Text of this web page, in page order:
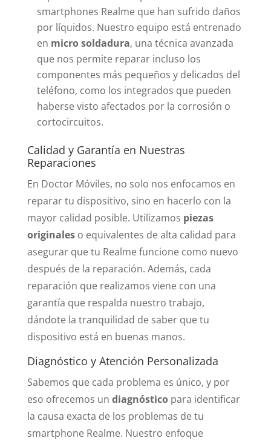
smartphones Realme que han sufrido daños
por líquidos. Nuestro equipo está entrenado
en micro soldadura, una técnica avanzada
que nos permite reparar incluso los
componentes más pequeños y delicados del
teléfono, como los integrados que pueden
haberse visto afectados por la corrosión o
cortocircuitos.
Calidad y Garantía en Nuestras
Reparaciones
En Doctor Móviles, no solo nos enfocamos en
reparar tu dispositivo, sino en hacerlo con la
mayor calidad posible. Utilizamos piezas
originaleso equivalentes de alta calidad para
asegurar que tu Realme funcione como nuevo
después de la reparación. Además, cada
reparación que realizamos viene con una
garantía que respalda nuestro trabajo,
dándote la tranquilidad de saber que tu
dispositivo está en buenas manos.
Diagnóstico y Atención Personalizada
Sabemos que cada problema es único, y por
eso ofrecemos un diagnósticopara identificar
la causa exacta de los problemas de tu
smartphone Realme. Nuestro enfoque